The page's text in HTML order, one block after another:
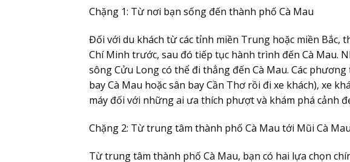
Chặng 1: Từ nơi bạn sống đến thành phố Cà Mau
Đối với du khách từ các tỉnh miền Trung hoặc miền Bắc,
Chí Minh trước, sau đó tiếp tục hành trình đến Cà Mau.
sông Cửu Long có thể đi thẳng đến Cà Mau. Các
bay Cà Mau hoặc sân bay Cần Thơ rồi đi xe khách), xe
máy đối với những ai ưa thích phượt và khám phá cảnh
Chặng 2: Từ trung tâm thành phố Cà Mau tới Mũi Cà Mau
Từ trung tâm thành phố Cà Mau, bạn có hai lựa chọn